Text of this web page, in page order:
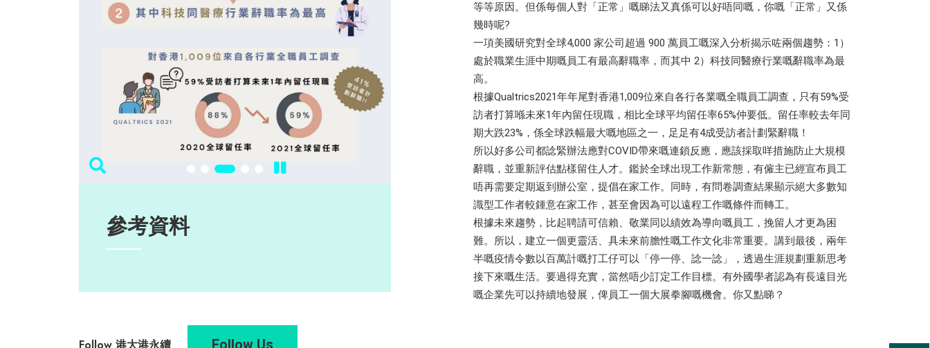
參考資料
Follow 港大港永續 Follow Us
等等原因。但係每個人對「正常」嘅睇法又真係可以好唔同嘅，你嘅「正常」又係
幾時呢?
一項美國研究對全球4,000 家公司超過 900 萬員工嘅深入分析揭示咗兩個趨勢：1）
處於職業生涯中期嘅員工有最高辭職率，而其中 2）科技同醫療行業嘅辭職率為最
高。
根據Qualtrics2021年年尾對香港1,009位來自各行各業嘅全職員工調查，只有59%受
訪者打算喺未來1年內留任現職，相比全球平均留任率65%仲要低。留任率較去年同
期大跌23%，係全球跌幅最大嘅地區之一，足足有4成受訪者計劃緊辭職！
所以好多公司都諗緊辦法應對COVID帶來嘅連鎖反應，應該採取咩措施防止大規模
辭職，並重新評估點樣留住人才。鑑於全球出現工作新常態，有僱主已經宣布員工
唔再需要定期返到辦公室，提倡在家工作。同時，有問卷調查結果顯示絕大多數知
識型工作者較鍾意在家工作，甚至會因為可以遠程工作嘅條件而轉工。
根據未來趨勢，比起聘請可信賴、敬業同以績效為導向嘅員工，挽留人才更為困
難。所以，建立一個更靈活、具未來前膽性嘅工作文化非常重要。講到最後，兩年
半嘅疫情令數以百萬計嘅打工仔可以「停一停、諗一諗」，透過生涯規劃重新思考
接下來嘅生活。要過得充實，當然唔少訂定工作目標。有外國學者認為有長遠目光
嘅企業先可以持續地發展，俾員工一個大展拳腳嘅機會。你又點睇？